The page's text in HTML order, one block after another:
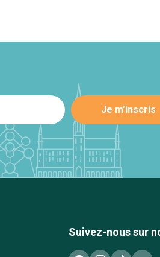
Suivez-nous sur